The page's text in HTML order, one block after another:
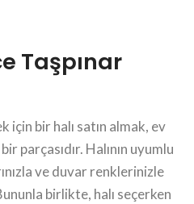
Taşpınar
bir halı satın almak, ev
parçasıdır. Halının uyumlu
ve duvar renklerinizle
birlikte, halı seçerken